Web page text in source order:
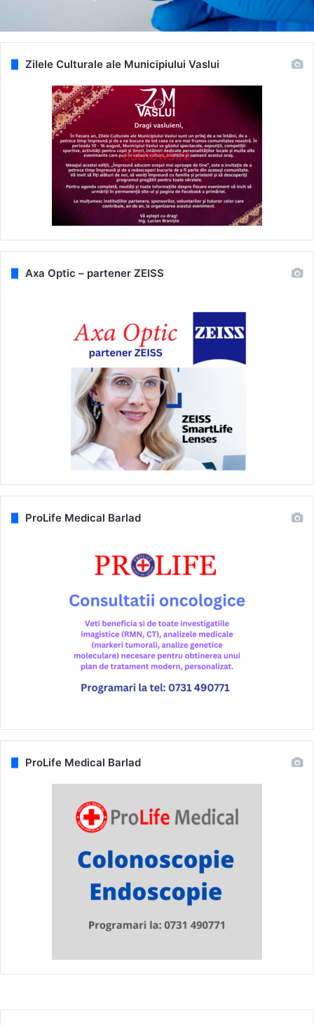
Zilele Culturale ale Municipiului Vaslui
Axa Optic – partener ZEISS
ProLife Medical Barlad
ProLife Medical Barlad